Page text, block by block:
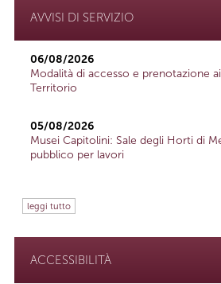
AVVISI DI SERVIZIO
06/08/2026
Modalità di accesso e prenotazione
Territorio
05/08/2026
Musei Capitolini: Sale degli Horti di
pubblico per lavori
leggi tutto
ACCESSIBILITÀ